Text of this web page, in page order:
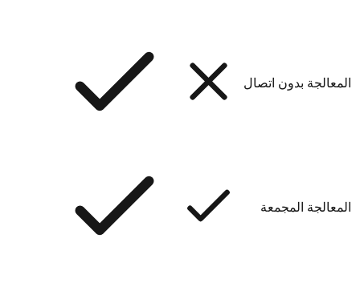
المعالجة بدون اتصال
المعالجة المجمعة